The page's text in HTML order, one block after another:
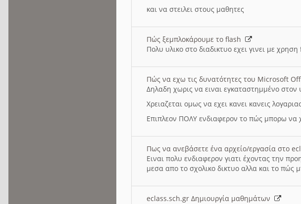
και να στειλει στους μαθητες
Πώς ξεμπλοκάρουμε το flash
Πολυ υλικο στο διαδικτυο εχει γινει με χρηση
Πώς να εχω τις δυνατότητες του Microsoft
Δηλαδη χωρις να ειναι εγκαταστημμένο στον
Χρειαζεται ομως να εχει κανει κανεις
Επιπλεον ΠΟΛΥ ενδιαφερον το πώς μπορω
Πως να ανεβάσετε ένα αρχείο/εργασία στο
Ειναι πολυ ενδιαφερον γιατι έχοντας την
μεσα απο το σχολικο δικτυο αλλα και το πώς
eclass.sch.gr Δημιουργία μαθημάτων